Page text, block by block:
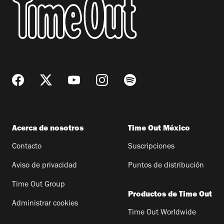
Acerca de nosotros
Contacto
Aviso de privacidad
Time Out Group
Administrar cookies
Time Out México
Suscripciones
Puntos de distribución
Productos de Time Out
Time Out Worldwide